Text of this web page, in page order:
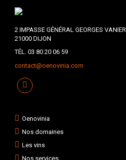
2 IMPASSE GÉNÉRAL GEORGES VANIER
21000 DIJON
TÉL. 03 80 20 06 59
contact@oenovinia.com
Oenovinia
Nos domaines
Les vins
Nos services